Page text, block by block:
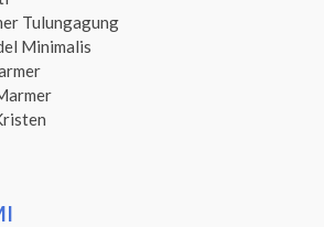
Tulungagung
Minimalis